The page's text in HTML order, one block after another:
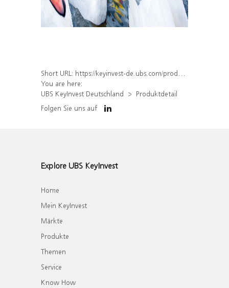
Short URL: https://keyinvest-de.ubs.com/produkt/detail/index/isin/DE000WA546D9
You are here:
UBS KeyInvest Deutschland
Produktdetail
Folgen Sie uns auf
Explore UBS KeyInvest
Home
Mein KeyInvest
Märkte
Produkte
Themen
Service
Know How